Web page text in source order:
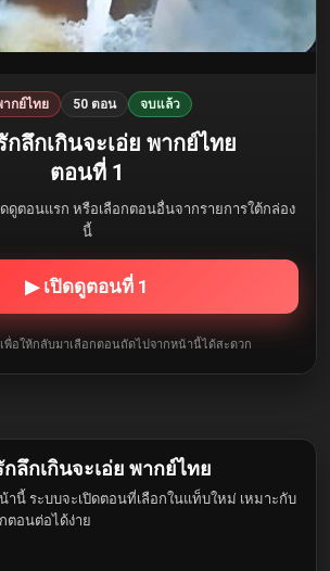
ากย์ไทย 50 ตอน จบแล้ว
กลึกเกินจะเอ่ย พากย์ไทย
ตอนที่ 1
ดูตอนแรก หรือเลือกตอนอื่นจากรายการใต้กล่อง
นี้
▶ เปิดดูตอนที่ 1
พื่อให้กลับมาเลือกตอนถัดไปจากหน้านี้ได้สะดวก
ลึกเกินจะเอ่ย พากย์ไทย
านี้ ระบบจะเปิดตอนที่เลือกในแท็บใหม่ เหมาะกับ
ตอนต่อได้ง่าย